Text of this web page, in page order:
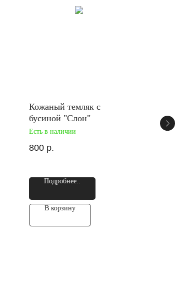
Кожаный темляк с
бусиной "Слон"
Есть в наличии
800 р.
Подробнее..
В корзину